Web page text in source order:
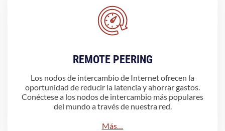
REMOTE PEERING
Los nodos de intercambio de Internet ofrecen la
oportunidad de reducir la latencia y ahorrar gastos.
Conéctese a los nodos de intercambio más populares
del mundo a través de nuestra red.
Más…